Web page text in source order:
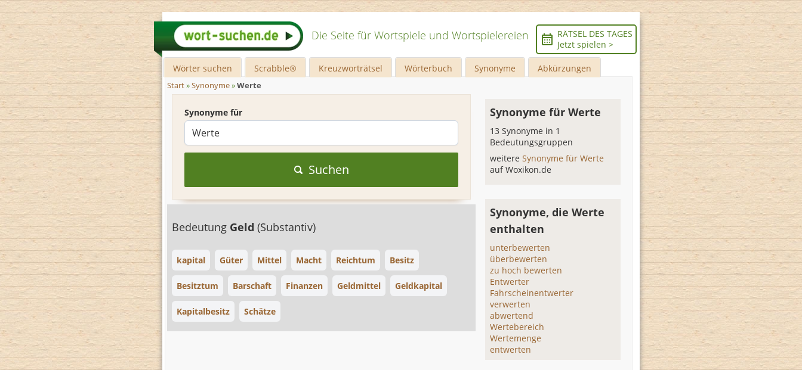
Die Seite für Wortspiele und Wortspielereien
RÄTSEL DES TAGES
Jetzt spielen >
Wörter suchen Scrabble® Kreuzworträtsel Wörterbuch Synonyme Abkürzungen
Start»Synonyme»Werte
Synonyme für
Suchen
Bedeutung Geld (Substantiv)
kapital Güter Mittel Macht Reichtum Besitz
Besitztum Barschaft Finanzen Geldmittel Geldkapital
Kapitalbesitz Schätze
Synonyme für Werte
13 Synonyme in 1
Bedeutungsgruppen
weitereSynonyme für Werte
auf Woxikon.de
Synonyme, die Werte
enthalten
unterbewerten
überbewerten
zu hoch bewerten
Entwerter
Fahrscheinentwerter
verwerten
abwertend
Wertebereich
Wertemenge
entwerten